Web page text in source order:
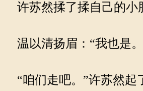
许苏然揉了揉自己的小
温以清扬眉：“我也是
“咱们走吧。”许苏然起